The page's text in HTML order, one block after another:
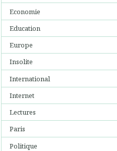
Economie
Education
Europe
Insolite
International
Internet
Lectures
Paris
Politique